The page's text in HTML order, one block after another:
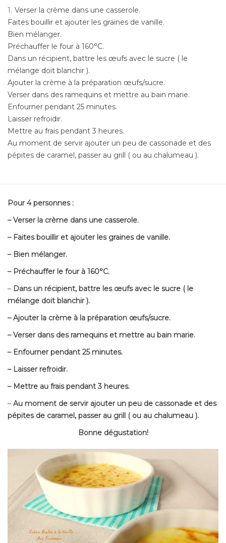
Verser la crème dans une casserole.
Faites bouillir et ajouter les graines de vanille.
Bien mélanger.
Préchauffer le four à 160°C.
Dans un récipient, battre les œufs avec le sucre ( le
mélange doit blanchir ).
Ajouter la crème à la préparation œufs/sucre.
Verser dans des ramequins et mettre au bain marie.
Enfourner pendant 25 minutes.
Laisser refroidir.
Mettre au frais pendant 3 heures.
Au moment de servir ajouter un peu de cassonade et des
pépites de caramel, passer au grill ( ou au chalumeau ).
Pour 4 personnes :
– Verser la crème dans une casserole.
– Faites bouillir et ajouter les graines de vanille.
– Bien mélanger.
– Préchauffer le four à 160°C.
– Dans un récipient, battre les œufs avec le sucre ( le
mélange doit blanchir ).
– Ajouter la crème à la préparation œufs/sucre.
– Verser dans des ramequins et mettre au bain marie.
– Enfourner pendant 25 minutes.
– Laisser refroidir.
– Mettre au frais pendant 3 heures.
– Au moment de servir ajouter un peu de cassonade et des
pépites de caramel, passer au grill ( ou au chalumeau ).
Bonne dégustation!